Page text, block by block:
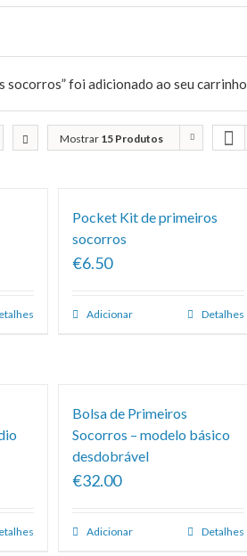
socorros” foi adicionado ao seu carrinho.
Mostrar 15 Produtos
Pocket Kit de primeiros
socorros
€6.50
Adicionar Detalhes
Bolsa de Primeiros
Socorros – modelo básico
desdobrável
€32.00
Adicionar Detalhes